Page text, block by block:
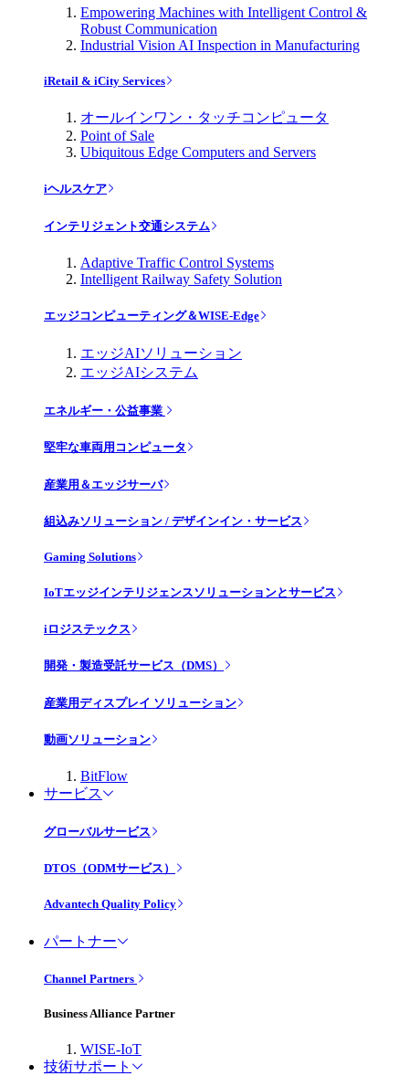
Empowering Machines with Intelligent Control &
Robust Communication
Industrial Vision AI Inspection in Manufacturing
iRetail & iCity Services
オールインワン・タッチコンピュータ
Point of Sale
Ubiquitous Edge Computers and Servers
iヘルスケア
インテリジェント交通システム
Adaptive Traffic Control Systems
Intelligent Railway Safety Solution
エッジコンピューティング＆WISE-Edge
エッジAIソリューション
エッジAIシステム
エネルギー・公益事業
堅牢な車両用コンピュータ
産業用＆エッジサーバ
組込みソリューション / デザインイン・サービス
Gaming Solutions
IoTエッジインテリジェンスソリューションとサービス
iロジステックス
開発・製造受託サービス（DMS）
産業用ディスプレイ ソリューション
動画ソリューション
BitFlow
サービス
グローバルサービス
DTOS（ODMサービス）
Advantech Quality Policy
パートナー
Channel Partners
Business Alliance Partner
WISE-IoT
技術サポート